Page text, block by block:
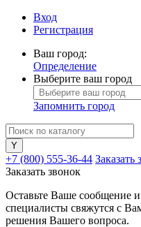
Вход
Регистрация
Ваш город:
Определение
Выберите ваш город
Запомнить город
+7 (800) 555-36-44 Заказать
Заказать звонок
Оставьте Ваше сообщение
специалисты свяжутся с
решения Вашего вопроса.